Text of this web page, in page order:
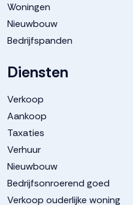
Woningen
Nieuwbouw
Bedrijfspanden
Diensten
Verkoop
Aankoop
Taxaties
Verhuur
Nieuwbouw
Bedrijfsonroerend goed
Verkoop ouderlijke woning